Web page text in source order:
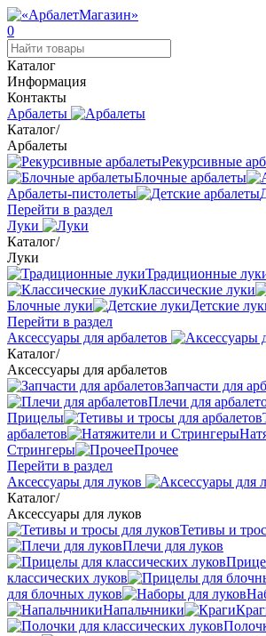
0
Каталог
Информация
Контакты
Арбалеты
Каталог/
Арбалеты
Рекурсивные
Блочные арбалеты
Арбалеты-пистолеты
Перейти в раздел
Луки
Каталог/
Луки
Традиционные
Классические луки
Блочные луки
Детские
Перейти в раздел
Аксессуары для арбалетов
Каталог/
Аксессуары для арбалетов
Запчасти для
Плечи для
Прицелы
арбалетов
Стрингеры
Прочее
Перейти в раздел
Аксессуары для луков
Каталог/
Аксессуары для луков
Тетивы и
Плечи для луков
классических луков
для блочных луков
Напальчники